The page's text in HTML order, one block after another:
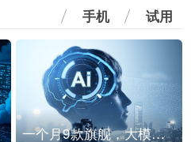
手机 试用
一个月9款旗舰，大模型进入「月抛」时代？